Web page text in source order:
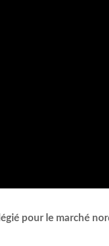
pour le marché